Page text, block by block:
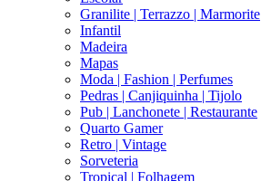
Granilite | Terrazzo | Marmorite
Infantil
Madeira
Mapas
Moda | Fashion | Perfumes
Pedras | Canjiquinha | Tijolo
Pub | Lanchonete | Restaurante
Quarto Gamer
Retro | Vintage
Sorveteria
Tropical | Folhagem